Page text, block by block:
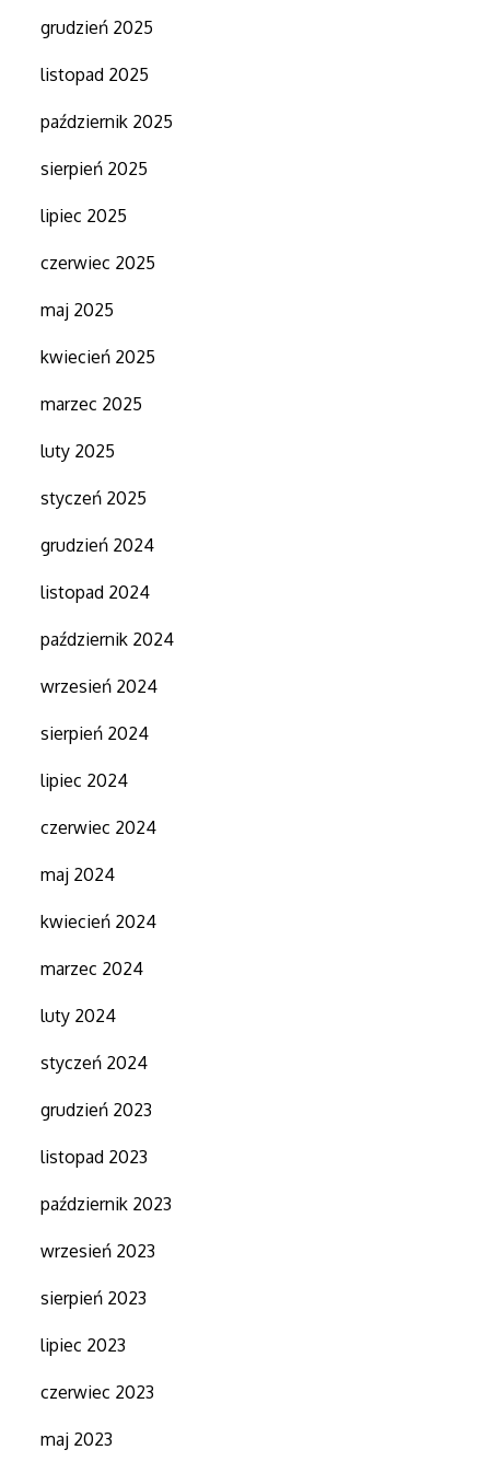
grudzień 2025
listopad 2025
październik 2025
sierpień 2025
lipiec 2025
czerwiec 2025
maj 2025
kwiecień 2025
marzec 2025
luty 2025
styczeń 2025
grudzień 2024
listopad 2024
październik 2024
wrzesień 2024
sierpień 2024
lipiec 2024
czerwiec 2024
maj 2024
kwiecień 2024
marzec 2024
luty 2024
styczeń 2024
grudzień 2023
listopad 2023
październik 2023
wrzesień 2023
sierpień 2023
lipiec 2023
czerwiec 2023
maj 2023